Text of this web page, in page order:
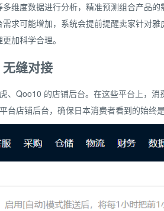
维度数据进行分析，精准预测组合产品的
求可能增加，系统会提前提醒卖家针对
加科学合理。
缝对接
、Qoo10 的店铺后台。在这些平台上，
店铺后台，确保日本消费者看到的始终